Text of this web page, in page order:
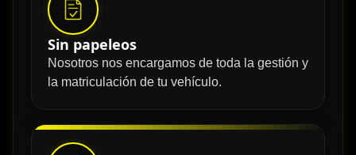
Sin papeleos
Nosotros nos encargamos de toda la gestión y
la matriculación de tu vehículo.